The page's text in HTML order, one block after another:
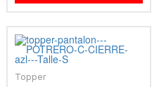
Topper